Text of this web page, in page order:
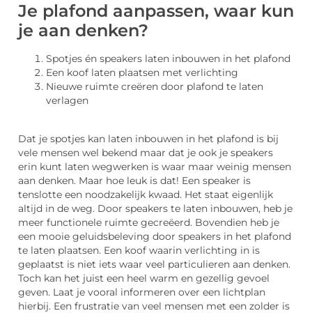
Je plafond aanpassen, waar kun
je aan denken?
Spotjes én speakers laten inbouwen in het plafond
Een koof laten plaatsen met verlichting
Nieuwe ruimte creëren door plafond te laten
verlagen
Dat je spotjes kan laten inbouwen in het plafond is bij
vele mensen wel bekend maar dat je ook je speakers
erin kunt laten wegwerken is waar maar weinig mensen
aan denken. Maar hoe leuk is dat! Een speaker is
tenslotte een noodzakelijk kwaad. Het staat eigenlijk
altijd in de weg. Door speakers te laten inbouwen, heb je
meer functionele ruimte gecreëerd. Bovendien heb je
een mooie geluidsbeleving door speakers in het plafond
te laten plaatsen. Een koof waarin verlichting in is
geplaatst is niet iets waar veel particulieren aan denken.
Toch kan het juist een heel warm en gezellig gevoel
geven. Laat je vooral informeren over een lichtplan
hierbij. Een frustratie van veel mensen met een zolder is